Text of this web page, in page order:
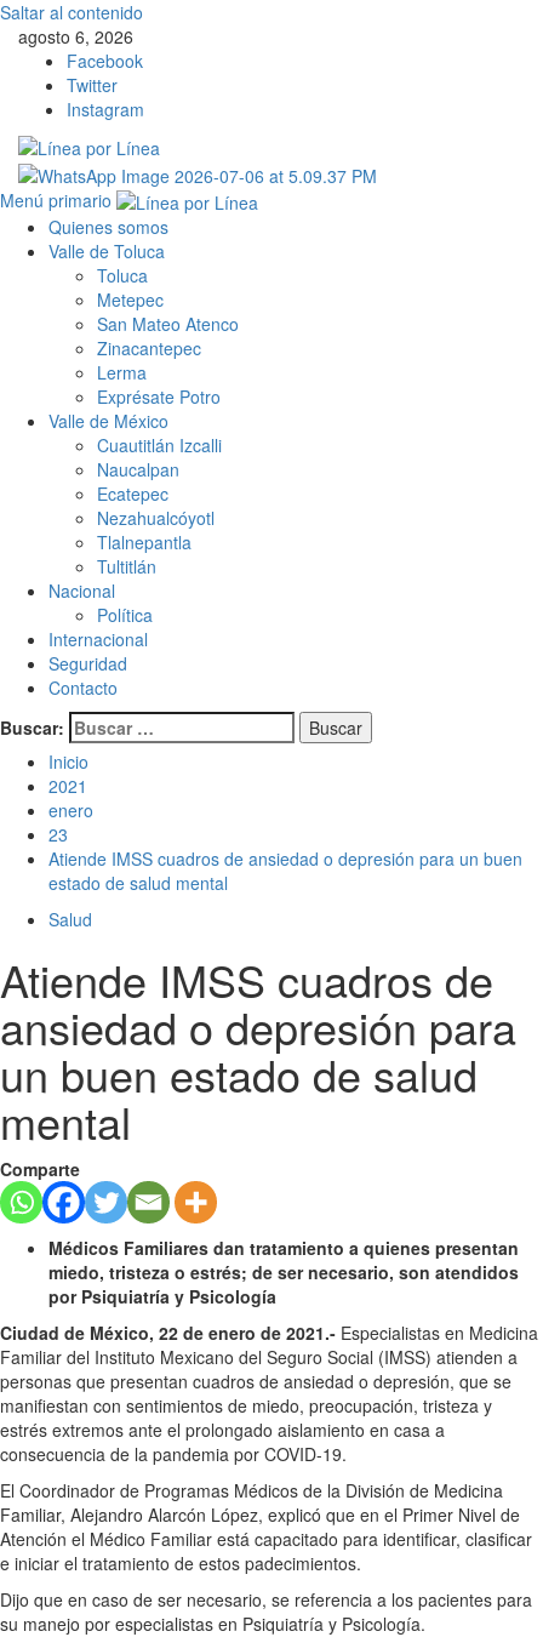
Saltar al contenido
agosto 6, 2026
Facebook
Twitter
Instagram
Menú primario
Quienes somos
Valle de Toluca
Toluca
Metepec
San Mateo Atenco
Zinacantepec
Lerma
Exprésate Potro
Valle de México
Cuautitlán Izcalli
Naucalpan
Ecatepec
Nezahualcóyotl
Tlalnepantla
Tultitlán
Nacional
Política
Internacional
Seguridad
Contacto
Buscar:
Inicio
2021
enero
23
Atiende IMSS cuadros de ansiedad o depresión para un buen
estado de salud mental
Salud
Atiende IMSS cuadros de
ansiedad o depresión para
un buen estado de salud
mental
Comparte
Médicos Familiares dan tratamiento a quienes presentan
miedo, tristeza o estrés; de ser necesario, son atendidos
por Psiquiatría y Psicología
Ciudad de México, 22 de enero de 2021.- Especialistas en Medicina
Familiar del Instituto Mexicano del Seguro Social (IMSS) atienden a
personas que presentan cuadros de ansiedad o depresión, que se
manifiestan con sentimientos de miedo, preocupación, tristeza y
estrés extremos ante el prolongado aislamiento en casa a
consecuencia de la pandemia por COVID-19.
El Coordinador de Programas Médicos de la División de Medicina
Familiar, Alejandro Alarcón López, explicó que en el Primer Nivel de
Atención el Médico Familiar está capacitado para identificar, clasificar
e iniciar el tratamiento de estos padecimientos.
Dijo que en caso de ser necesario, se referencia a los pacientes para
su manejo por especialistas en Psiquiatría y Psicología.